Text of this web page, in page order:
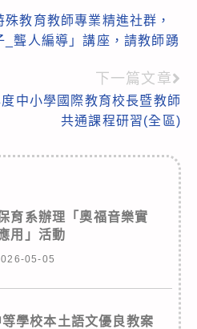
教育教師專業精進社群，
聾人編導」講座，請教師踴
下一篇文章
中小學國際教育校長暨教師
共通課程研習(全區)
育系辦理「奧福音樂實
用」活動
05-05
等學校本土語文優良教案